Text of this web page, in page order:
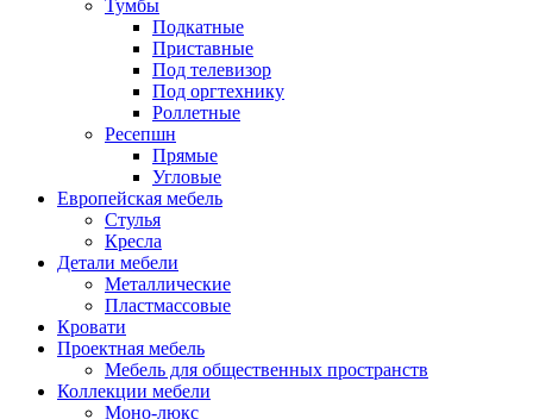
Тумбы
Подкатные
Приставные
Под телевизор
Под оргтехнику
Роллетные
Ресепшн
Прямые
Угловые
Европейская мебель
Стулья
Кресла
Детали мебели
Металлические
Пластмассовые
Кровати
Проектная мебель
Мебель для общественных пространств
Коллекции мебели
Моно-люкс